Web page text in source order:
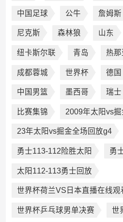
中国足球 公牛 詹姆斯
尼克斯 森林狼 山东
纽卡斯尔联 青岛 热那
成都蓉城 世界杯 德国
中国男篮 墨西哥 瑞士
比赛集锦 2009年太阳vs掘
23年太阳vs掘金全场回放g4
勇士113-112险胜太阳 勇
太阳112-113勇士回放
世界杯荷兰VS日本直播在线观
世界杯乒乓球男单决赛 世